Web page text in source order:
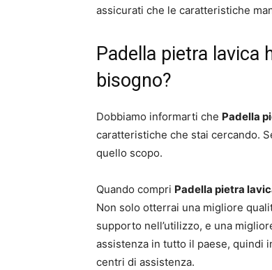
assicurati che le caratteristiche
Padella pietra lavica
bisogno?
Dobbiamo informarti che Padella
caratteristiche che stai cercando.
quello scopo.
Quando compri Padella pietra
Non solo otterrai una migliore
supporto nell’utilizzo, e una
assistenza in tutto il paese, quindi
centri di assistenza.